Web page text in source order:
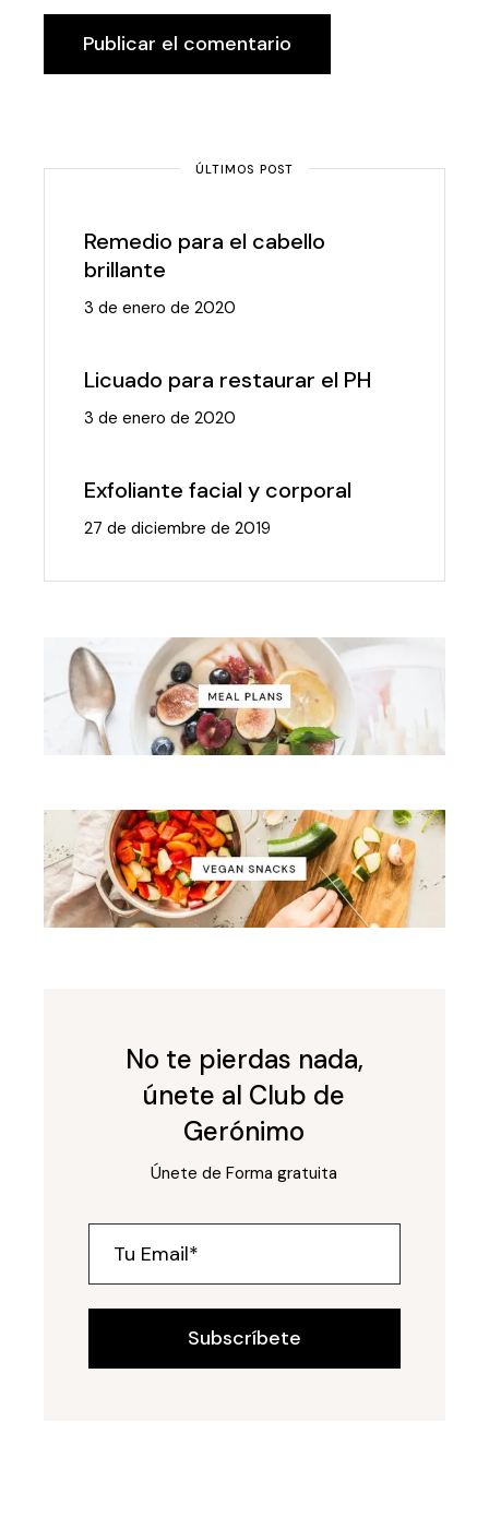
Publicar el comentario
ÚLTIMOS POST
Remedio para el cabello
brillante
3 de enero de 2020
Licuado para restaurar el PH
3 de enero de 2020
Exfoliante facial y corporal
27 de diciembre de 2019
No te pierdas nada,
únete al Club de
Gerónimo
Únete de Forma gratuita
Subscríbete